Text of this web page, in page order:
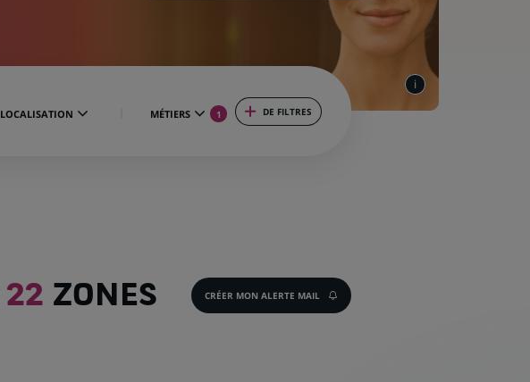
LOCALISATION MÉTIERS 1 DE FILTRES
22 ZONES
CRÉER MON ALERTE MAIL